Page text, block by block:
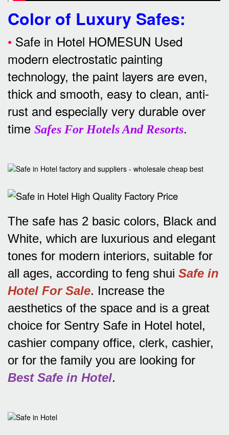
Color of Luxury Safes:
• Safe in Hotel HOMESUN Used
modern electrostatic painting
technology, the paint layers are even,
thick and smooth, easy to clean, anti-
rust and especially very durable over
time Safes For Hotels And Resorts.
The safe has 2 basic colors, Black and
White, which are luxurious and elegant
tones for modern interiors, suitable for
all ages, according to feng shui Safe in
Hotel For Sale. Increase the
aesthetics of the space and is a great
choice for Sentry Safe in Hotel hotel,
cashier company office, clerk, cashier,
or for the family you are looking for
Best Safe in Hotel.